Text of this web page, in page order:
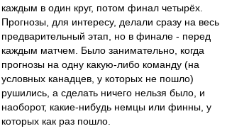
каждым в один круг, потом финал четырёх.
Прогнозы, для интересу, делали сразу на весь
предварительный этап, но в финале - перед
каждым матчем. Было занимательно, когда
прогнозы на одну какую-либо команду (на
условных канадцев, у которых не пошло)
рушились, а сделать ничего нельзя было, и
наоборот, какие-нибудь немцы или финны, у
которых как раз пошло.